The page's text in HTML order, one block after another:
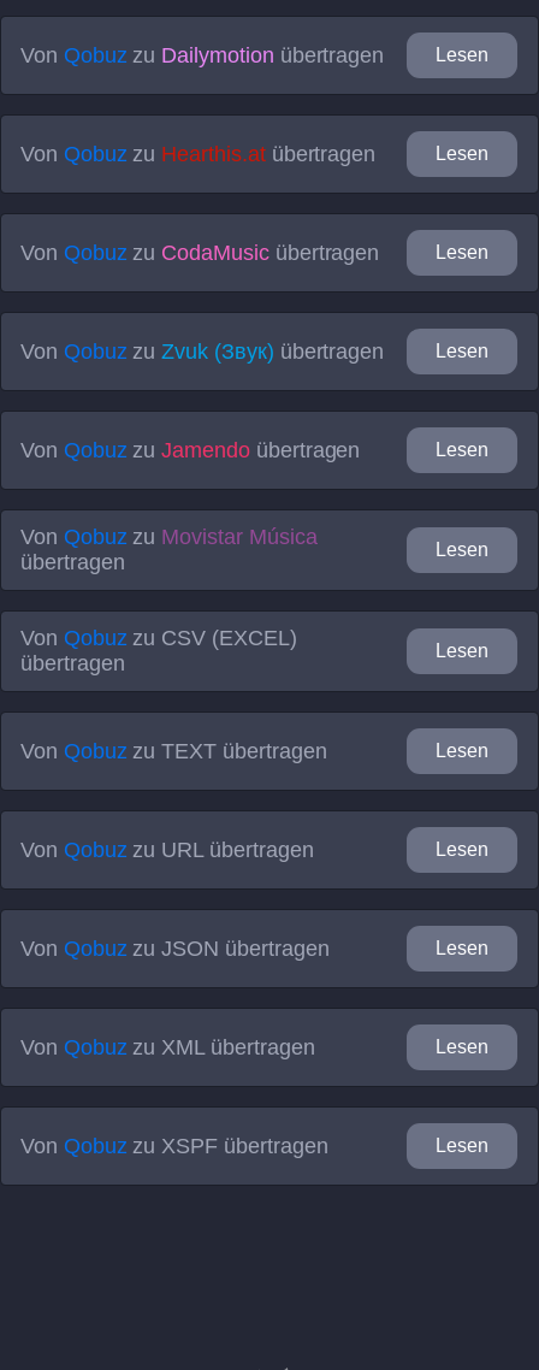
Von Qobuz zu Dailymotion übertragen Lesen
Von Qobuz zu Hearthis.atübertragen Lesen
Von Qobuz zu CodaMusicübertragen Lesen
Von Qobuz zuZvuk (Звук) übertragen Lesen
Von Qobuz zuJamendoübertragen Lesen
Von Qobuz zu Movistar Música
übertragen
Lesen
Von Qobuz zu CSV (EXCEL)
übertragen
Lesen
Von Qobuz zuTEXT übertragen Lesen
Von Qobuz zu URL übertragen Lesen
Von Qobuz zuJSON übertragen Lesen
Von Qobuz zu XML übertragen Lesen
Von Qobuz zu XSPF übertragen Lesen